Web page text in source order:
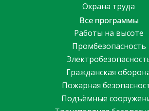
Все программы
Охрана труда
Пожарная
Промбезопасность
Работы на высоте
Гражданская
Подъёмные